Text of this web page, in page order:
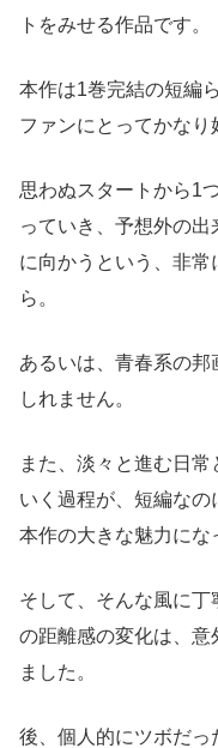
トをみせる作品です。
本作は1巻完結の短編
ファンにとってかなり
思わぬスタートから1
っていき、予想外の
に向かうという、非
ら。
あるいは、青春系の
しれません。
また、淡々と進む日
いく過程が、短編なの
本作の大きな魅力にな
そして、そんな風に丁
の距離感の変化は、意
ました。
後、個人的にツボだ